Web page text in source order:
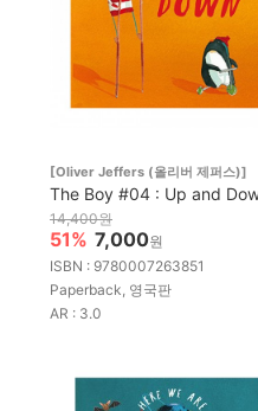
[Oliver Jeffers (올리버 제퍼스)]
The Boy #04 : Up and
14,400원
51% 7,000원
ISBN : 9780007263851
Paperback, 영국판
AR : 3.0